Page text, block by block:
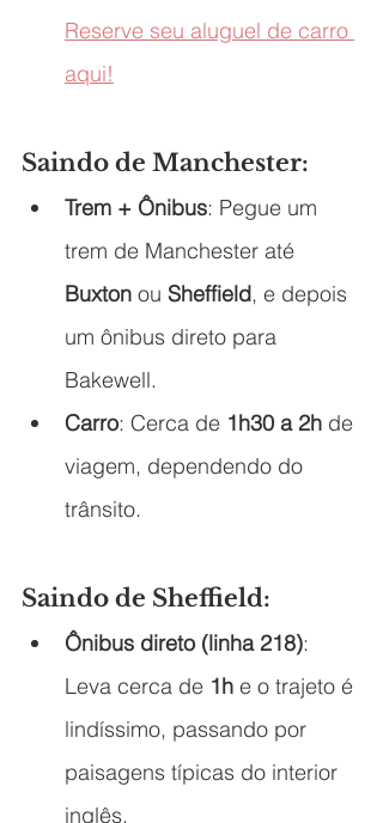
Reserve seu aluguel de carro
aqui!
Saindo de Manchester:
Trem + Ônibus: Pegue um
trem de Manchester até
Buxton ou Sheffield, e depois
um ônibus direto para
Bakewell.
Carro: Cerca de 1h30 a 2h de
viagem, dependendo do
trânsito.
Saindo de Sheffield:
Ônibus direto (linha 218):
Leva cerca de 1h e o trajeto é
lindíssimo, passando por
paisagens típicas do interior
inglês.